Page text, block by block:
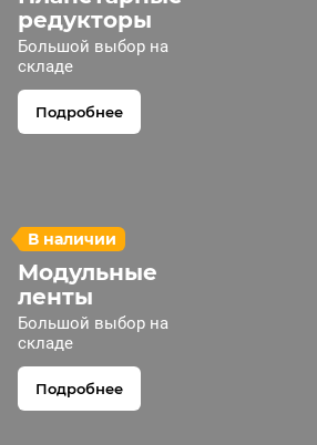
редукторы
Большой выбор на
складе
Подробнее
В наличии
Модульные
ленты
Большой выбор на
складе
Подробнее